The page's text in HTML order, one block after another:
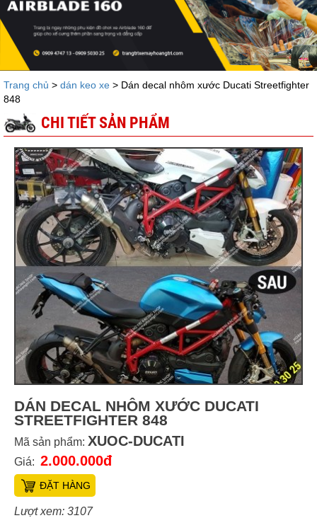
Trang chủ > dán keo xe > Dán decal nhôm xước Ducati Streetfighter
848
CHI TIẾT SẢN PHẨM
DÁN DECAL NHÔM XƯỚC DUCATI
STREETFIGHTER 848
Mã sản phẩm: XUOC-DUCATI
Giá: 2.000.000đ
ĐẶT HÀNG
Lượt xem: 3107